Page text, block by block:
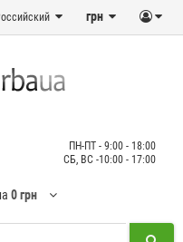
грн
ПН-ПТ - 9:00 - 18:00
СБ, ВС -10:00 - 17:00
0 грн